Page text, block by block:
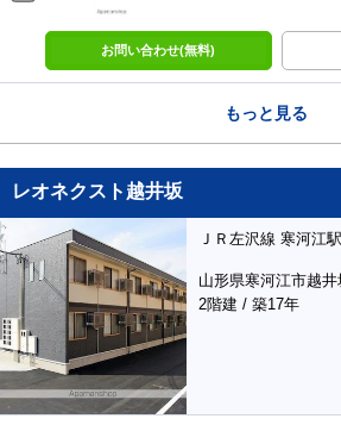
お問い合わせ(無料)
もっと見る
レオネクスト越井坂
ＪＲ左沢線 寒河江
山形県寒河江市越
2階建 / 築17年